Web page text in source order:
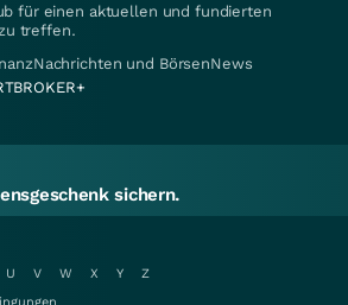
für einen aktuellen und fundierten
treffen.
und BörsenNews
sichern.
U V W X Y
Z